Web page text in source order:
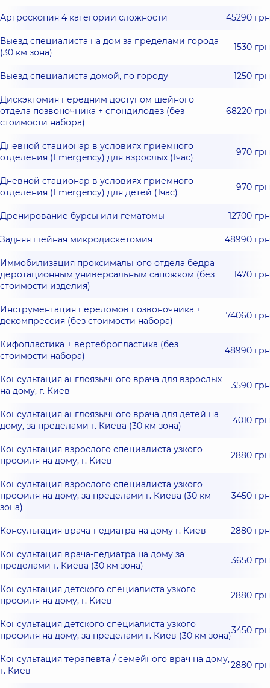
Артроскопия 4 категории сложности 45290 грн
Выезд специалиста на дом за пределами города
(30 км зона)
1530 грн
Выезд специалиста домой, по городу 1250 грн
Дискэктомия передним доступом шейного
отдела позвоночника + спондилодез (без
стоимости набора)
68220 грн
Дневной стационар в условиях приемного
отделения (Emergency) для взрослых (1час)
970 грн
Дневной стационар в условиях приемного
отделения (Emergency) для детей (1час)
970 грн
Дренирование бурсы или гематомы 12700 грн
Задняя шейная микродискетомия 48990 грн
Иммобилизация проксимального отдела бедра
деротационным универсальным сапожком (без
стоимости изделия)
1470 грн
Инструментация переломов позвоночника +
декомпрессия (без стоимости набора)
74060 грн
Кифопластика + вертебропластика (без
стоимости набора)
48990 грн
Консультация англоязычного врача для взрослых
на дому, г. Киев
3590 грн
Консультация англоязычного врача для детей на
дому, за пределами г. Киева (30 км зона)
4010 грн
Консультация взрослого специалиста узкого
профиля на дому, г. Киев
2880 грн
Консультация взрослого специалиста узкого
профиля на дому, за пределами г. Киева (30 км
зона)
3450 грн
Консультация врача-педиатра на дому г. Киев 2880 грн
Консультация врача-педиатра на дому за
пределами г. Киева (30 км зона)
3650 грн
Консультация детского специалиста узкого
профиля на дому, г. Киев
2880 грн
Консультация детского специалиста узкого
профиля на дому, за пределами г. Киев (30 км зона)
3450 грн
Консультация терапевта / семейного врач на дому,
г. Киев
2880 грн